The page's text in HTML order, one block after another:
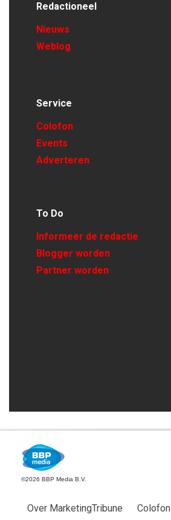
Redactioneel
Nieuws
Weblog
Service
Colofon
Events
Adverteren
To Do
Informeer de redactie
Blogger worden
Partner worden
©2026 BBP Media B.V.
Over MarketingTribune Colofon